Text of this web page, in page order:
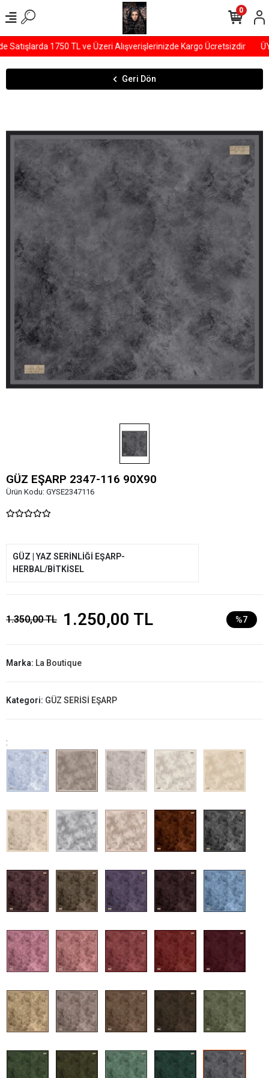
1750 TL ve Üzeri Alışverişlerinizde Kargo Ücretsizdir
0
Geri Dön
GÜZ EŞARP 2347-116 90X90
Ürün Kodu: GYSE2347116
GÜZ | YAZ SERİNLİĞİ EŞARP-
HERBAL/BİTKİSEL
1.350,00 TL 1.250,00 TL %7
Marka: La Boutique
Kategori: GÜZ SERİSİ EŞARP
: